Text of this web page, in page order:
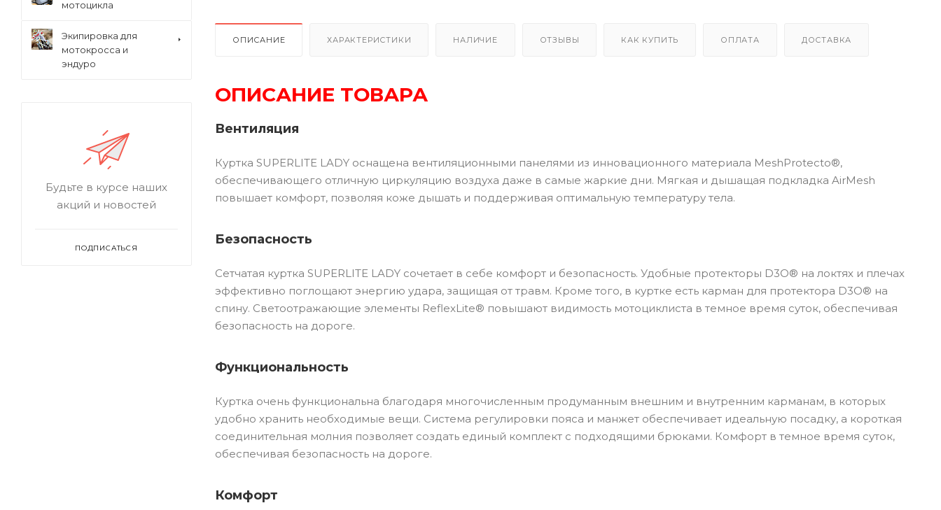
ОПИСАНИЕ ХАРАКТЕРИСТИКИ НАЛИЧИЕ ОТЗЫВЫ КАК КУПИТЬ ОПЛАТА ДОСТАВКА
ОПИСАНИЕ ТОВАРА
Вентиляция
Куртка SUPERLITE LADY оснащена вентиляционными панелями из инновационного материала MeshProtecto®,
обеспечивающего отличную циркуляцию воздуха даже в самые жаркие дни. Мягкая и дышащая подкладка AirMesh
повышает комфорт, позволяя коже дышать и поддерживая оптимальную температуру тела.
Безопасность
Сетчатая куртка SUPERLITE LADY сочетает в себе комфорт и безопасность. Удобные протекторы D3O® на локтях и плечах
эффективно поглощают энергию удара, защищая от травм. Кроме того, в куртке есть карман для протектора D3O® на
спину. Светоотражающие элементы ReflexLite® повышают видимость мотоциклиста в темное время суток, обеспечивая
безопасность на дороге.
Функциональность
Куртка очень функциональна благодаря многочисленным продуманным внешним и внутренним карманам, в которых
удобно хранить необходимые вещи. Система регулировки пояса и манжет обеспечивает идеальную посадку, а короткая
соединительная молния позволяет создать единый комплект с подходящими брюками. Комфорт в темное время суток,
обеспечивая безопасность на дороге.
Комфорт
мотоцикла
Экипировка для
мотокросса и
эндуро
Будьте в курсе наших
акций и новостей
ПОДПИСАТЬСЯ